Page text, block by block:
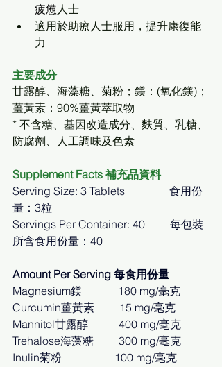
疲憊 人士
適用於助療人士服用，提升康復能
力
主要成分
甘露醇、海藻糖、菊粉；鎂：(氧化鎂)；
薑黃素：90%薑黃萃取物
* 不含糖、基因改造成分、麩質、乳糖、
防腐劑、人工調味及色素
Supplement Facts 補充品資料
Serving Size: 3 Tablets                食用份
量：3粒
Servings Per Container: 40         每包裝
所含食用份量：40
Amount Per Serving 每食用份量
Magnesium鎂             180 mg/毫克
Curcumin薑黃素         15 mg/毫克
Mannitol甘露醇           400 mg/毫克
Trehalose海藻糖         300 mg/毫克
Inulin菊粉                   100 mg/毫克